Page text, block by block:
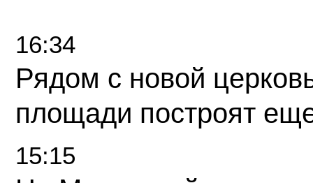
16:34
Рядом с новой
площади построят
15:15